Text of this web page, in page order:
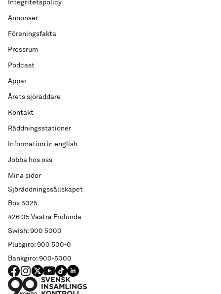
Sjöräddningssällskapet
Box 5025
426 05 Västra Frölunda
Swish: 900 5000
Plusgiro: 900 500-0
Bankgiro: 900-5000
Integritetspolicy
Annonser
Föreningsfakta
Pressrum
Podcast
Appar
Årets sjöräddare
Kontakt
Räddningsstationer
Information in english
Jobba hos oss
Mina sidor
FACEBOOK
Instagram
X YouTube
TIKTOKLINKED IN